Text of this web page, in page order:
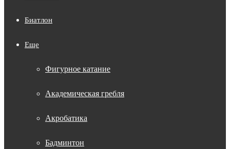
Биатлон
Еще
Фигурное катание
Академическая гребля
Акробатика
Бадминтон